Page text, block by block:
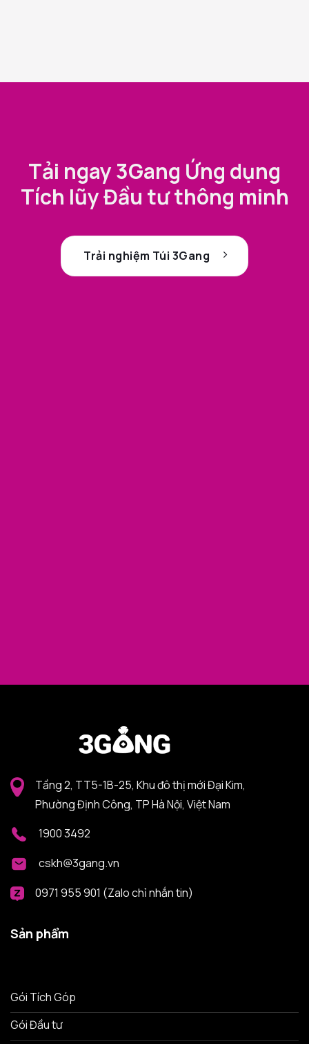
Tải ngay 3Gang Ứng dụng
Tích lũy Đầu tư thông minh
Trải nghiệm Túi 3Gang
Tầng 2, TT5-1B-25, Khu đô thị mới Đại Kim,
Phường Định Công, TP Hà Nội, Việt Nam
1900 3492
cskh@3gang.vn
0971 955 901 (Zalo chỉ nhắn tin)
Sản phẩm
Gói Tích Góp
Gói Đầu tư